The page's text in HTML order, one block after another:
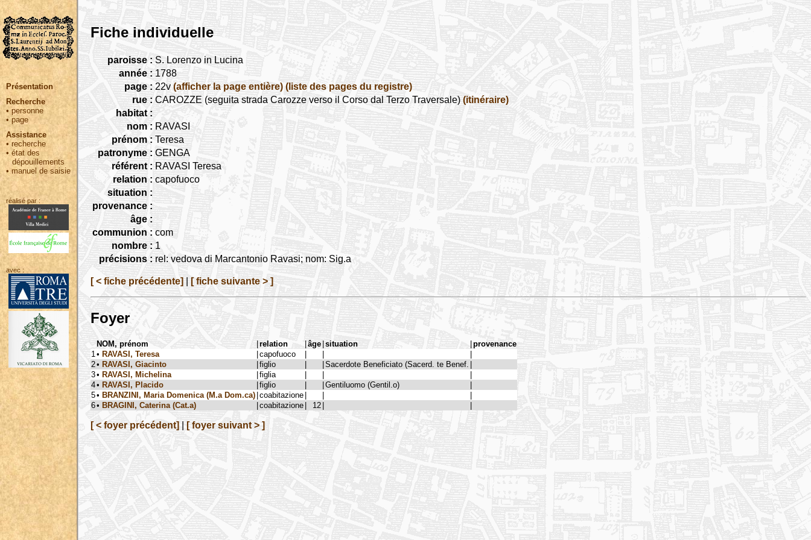
Présentation
Recherche
• personne
•page
Assistance
• recherche
•état des
dépouillements
•manuel de saisie
réalisé par :
avec :
Fiche individuelle
paroisse : S. Lorenzo in Lucina
année : 1788
page : 22v (afficher la page entière) (liste des pages du registre)
rue : CAROZZE (seguita strada Carozze verso il Corso dal Terzo Traversale) (itinéraire)
habitat :
nom : RAVASI
prénom : Teresa
patronyme : GENGA
référent : RAVASI Teresa
relation : capofuoco
situation :
provenance :
âge :
communion : com
nombre : 1
précisions : rel: vedova di Marcantonio Ravasi; nom: Sig.a
[ < fiche précédente] [ fiche suivante > ]
Foyer
NOM, prénom |relation |âge |situation |provenance
1 • RAVASI, Teresa |capofuoco | |
|
2• RAVASI, Giacinto |figlio | |Sacerdote Beneficiato (Sacerd. te Benef. |
3• RAVASI, Michelina |figlia | |
|
4• RAVASI, Placido |figlio | |Gentiluomo (Gentil.o)
|
5• BRANZINI, Maria Domenica (M.a Dom.ca) |coabitazione | |
|
6• BRAGINI, Caterina (Cat.a) |coabitazione | 12 | |
[ < foyer précédent] [ foyer suivant > ]